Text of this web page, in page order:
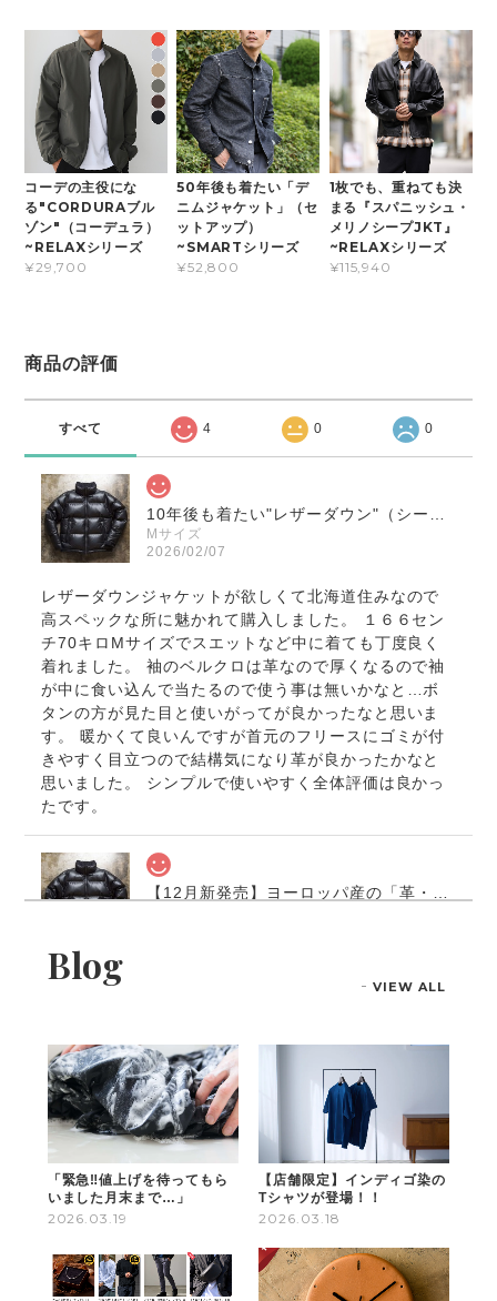
コーデの主役にな
る"CORDURAブル
ゾン"（コーデュラ）
~RELAXシリーズ
¥29,700
50年後も着たい「デ
ニムジャケット」（セ
ットアップ）
~SMARTシリーズ
¥52,800
1枚でも、重ねても決
まる『スパニッシュ・
メリノシープJKT』
~RELAXシリーズ
¥115,940
商品の評価
すべて 4 0 0
10年後も着たい"レザーダウン"（シープレザー）
Mサイズ
2026/02/07
レザーダウンジャケットが欲しくて北海道住みなので
高スペックな所に魅かれて購入しました。 １６６セン
チ70キロMサイズでスエットなど中に着ても丁度良く
着れました。 袖のベルクロは革なので厚くなるので袖
が中に食い込んで当たるので使う事は無いかなと…ボ
タンの方が見た目と使いがってが良かったなと思いま
す。 暖かくて良いんですが首元のフリースにゴミが付
きやすく目立つので結構気になり革が良かったかなと
思いました。 シンプルで使いやすく全体評価は良かっ
たです。
【12月新発売】ヨーロッパ産の「革・羽毛」を贅沢に使った"レザーダウン"
ジャストサイズはLなのですがアウターは窮屈になるの
らいかっこいい、美しい、暖かい。妻からはシルエッ
トが綺麗だしかっこいいねとお褒めの言葉をいただき
ました。娘にもかっこいい？と聞いたところグッドポ
ーズをもらえたので大満足。今では、1番のお気に入り
で、ほぼ毎日着ています。ガシガシ大切に着ていきま
す。最高の1着ありがとうございます。
10年後も着たい"レザーダウン"（シープレザー）
Mサイズ
2026/01/25
Blog VIEW ALL
「緊急‼値上げを待ってもら
いました月末まで…」
2026.03.19
【店舗限定】インディゴ染の
Tシャツが登場！！
2026.03.18